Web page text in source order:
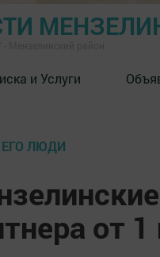
и Услуги
ЕГО ЛЮДИ
от